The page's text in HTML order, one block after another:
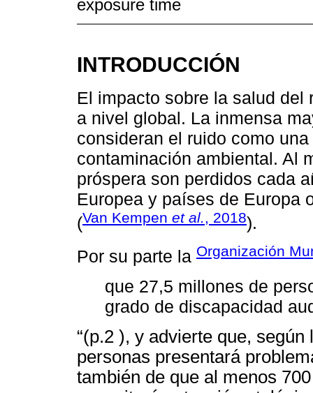
exposure time
INTRODUCCIÓN
El impacto sobre la salud del
a nivel global. La inmensa
consideran el ruido como
contaminación ambiental. Al
próspera son perdidos cada
Europea y países de Europa
(Van Kempen et al., 2018).
Por su parte la Organización
que 27,5 millones de
grado de discapacidad
“(p.2 ), y advierte que,
personas presentará
también de que al menos